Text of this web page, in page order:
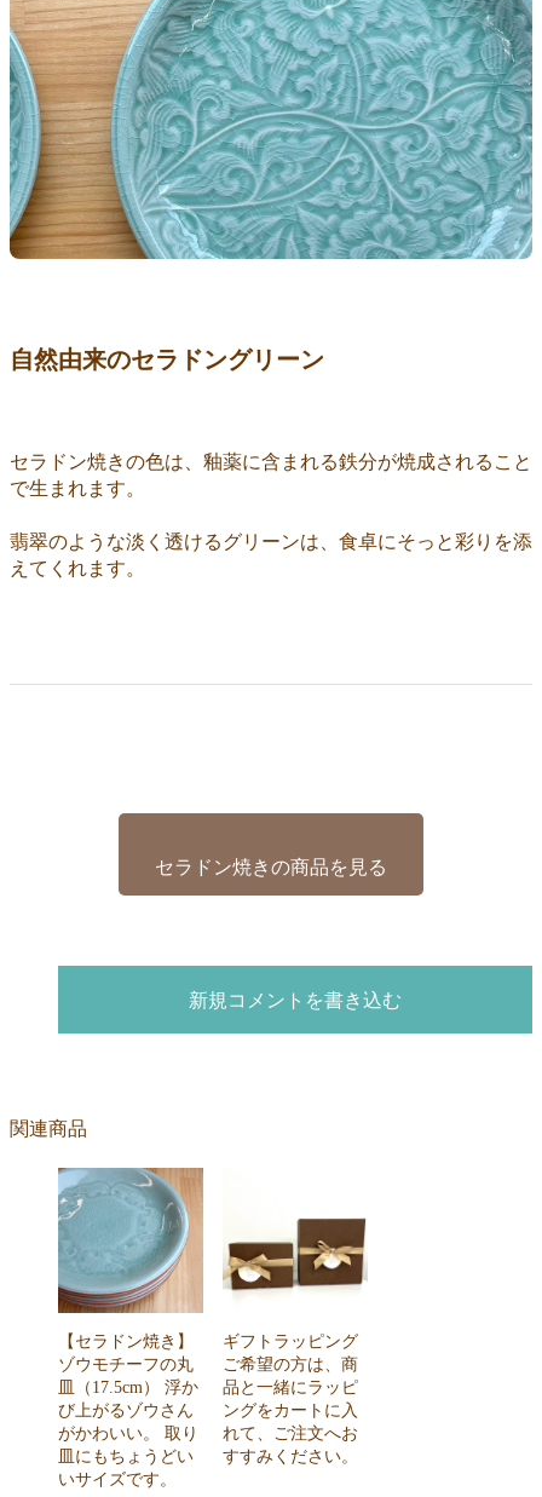
自然由来のセラドングリーン
セラドン焼きの色は、釉薬に含まれる鉄分が焼成されること
で生まれます。
翡翠のような淡く透けるグリーンは、食卓にそっと彩りを添
えてくれます。
セラドン焼きの商品を見る
新規コメントを書き込む
関連商品
【セラドン焼き】
ゾウモチーフの丸
皿（17.5cm） 浮か
び上がるゾウさん
がかわいい。 取り
皿にもちょうどい
いサイズです。
ギフトラッピング
ご希望の方は、商
品と一緒にラッピ
ングをカートに入
れて、ご注文へお
すすみください。